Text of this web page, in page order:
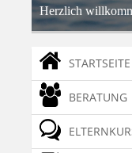
Herzlich
Hier erfahren Sie
STARTSEITE
BERATUNG